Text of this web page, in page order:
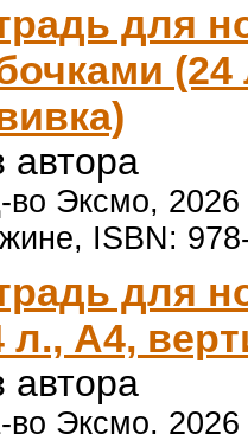
для
(24
автора
во Эксмо, 2026
ISBN:
для
л., А4,
автора
во Эксмо, 2026